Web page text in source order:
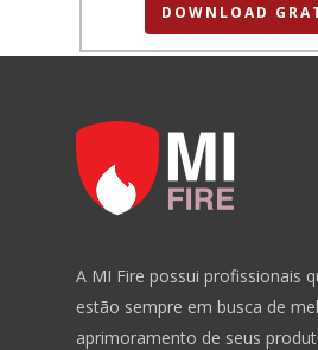
DOWNLOAD
A MI Fire possui profissionais
estão sempre em busca de
aprimoramento de seus